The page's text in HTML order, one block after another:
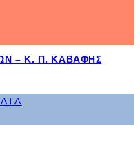
– Κ. Π. ΚΑΒΆΦΗΣ